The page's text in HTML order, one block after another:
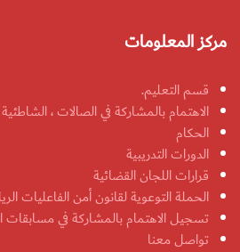
مركز المعلومات
قسم التعليم.
الاهتمام بالمشاركة في الصالات ،
الحكام
الدورات التدريبية
قرارات اللجان القضائية
الحملة التوعوية لقانون أمن الفاعليات
تسجيل الاهتمام بالمشاركة في مسابقات
تواصل معنا